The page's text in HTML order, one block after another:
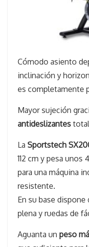
Cómodo asiento
inclinación y
es completamente
Mayor sujeción
antideslizantes
La Sportstech
112 cm y pesa unos
para una máquina
resistente.
En su base dispone
plena y ruedas de
Aguanta un peso